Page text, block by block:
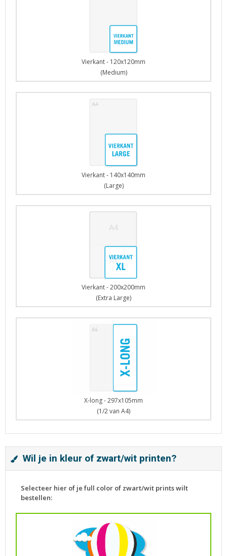
Vierkant - 120x120mm
(Medium)
Vierkant - 140x140mm
(Large)
Vierkant - 200x200mm
(Extra Large)
X-long - 297x105mm
(1/2 van A4)
Wil je in kleur of zwart/wit printen?
Selecteer hier of je full color of zwart/wit prints wilt
bestellen: